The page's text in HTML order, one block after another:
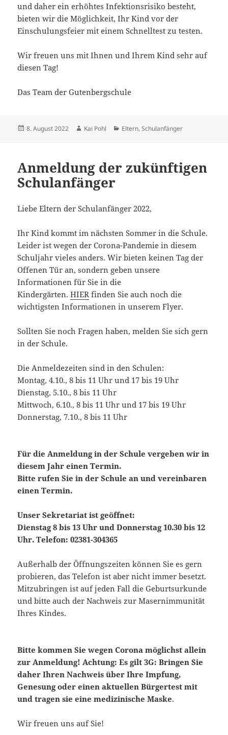
und daher ein erhöhtes Infektionsrisiko besteht,
bieten wir die Möglichkeit, Ihr Kind vor der
Einschulungsfeier mit einem Schnelltest zu testen.
Wir freuen uns mit Ihnen und Ihrem Kind sehr auf
diesen Tag!
Das Team der Gutenbergschule
Veröffentlicht
8. August 2022 Autor
Kai Pohl Kategorien
Eltern,Schulanfänger
Anmeldung der zukünftigen
Schulanfänger
Liebe Eltern der Schulanfänger 2022,
Ihr Kind kommt im nächsten Sommer in die Schule.
Leider ist wegen der Corona-Pandemie in diesem
Schuljahr vieles anders. Wir bieten keinen Tag der
Offenen Tür an, sondern geben unsere
Informationen für Sie in die
Kindergärten.HIER finden Sie auch noch die
wichtigsten Informationen in unserem Flyer.
Sollten Sie noch Fragen haben, melden Sie sich gern
in der Schule.
Die Anmeldezeiten sind in den Schulen:
Montag, 4.10., 8 bis 11 Uhr und 17 bis 19 Uhr
Dienstag, 5.10., 8 bis 11 Uhr
Mittwoch, 6.10., 8 bis 11 Uhr und 17 bis 19 Uhr
Donnerstag, 7.10., 8 bis 11 Uhr
Für die Anmeldung in der Schule vergeben wir in
diesem Jahr einen Termin.
Bitte rufen Sie in der Schule an und vereinbaren
einen Termin.
Unser Sekretariat ist geöffnet:
Dienstag 8 bis 13 Uhr und Donnerstag 10.30 bis 12
Uhr. Telefon: 02381-304365
Außerhalb der Öffnungszeiten können Sie es gern
probieren, das Telefon ist aber nicht immer besetzt.
Mitzubringen ist auf jeden Fall die Geburtsurkunde
und bitte auch der Nachweis zur Masernimmunität
Ihres Kindes.
Bitte kommen Sie wegen Corona möglichst allein
zur Anmeldung! Achtung: Es gilt 3G: Bringen Sie
daher Ihren Nachweis über Ihre Impfung,
Genesung oder einen aktuellen Bürgertest mit
und tragen sie eine medizinische Maske.
Wir freuen uns auf Sie!